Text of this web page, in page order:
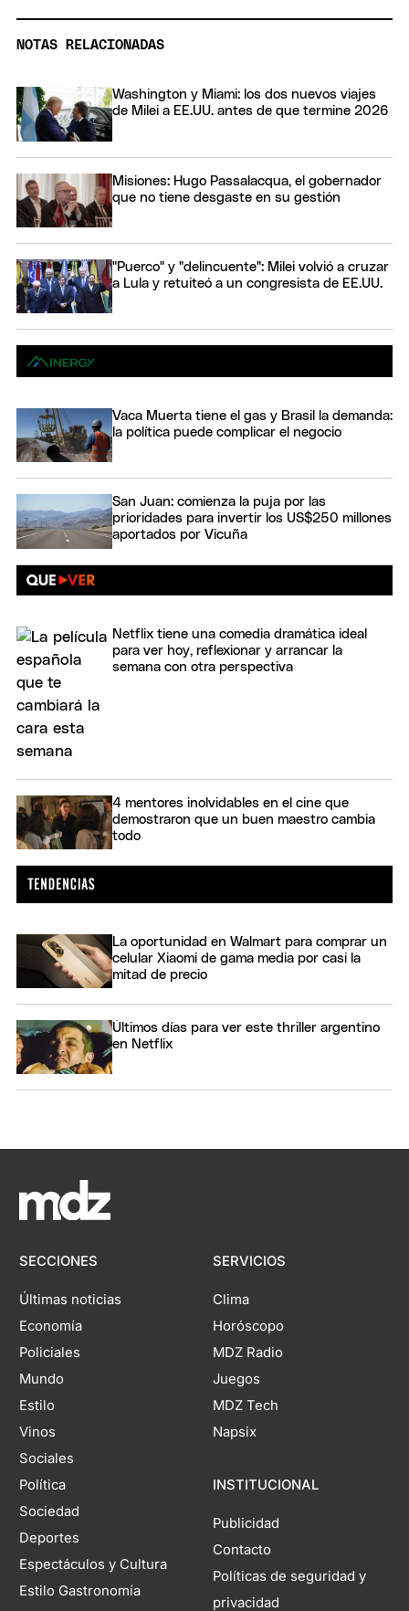
NOTAS RELACIONADAS
Washington y Miami: los dos nuevos viajes
de Milei a EE.UU. antes de que termine 2026
Misiones: Hugo Passalacqua, el gobernador
que no tiene desgaste en su gestión
"Puerco" y "delincuente": Milei volvió a cruzar
a Lula y retuiteó a un congresista de EE.UU.
Vaca Muerta tiene el gas y Brasil la demanda:
la política puede complicar el negocio
San Juan: comienza la puja por las
prioridades para invertir los US$250 millones
aportados por Vicuña
Netflix tiene una comedia dramática ideal
para ver hoy, reflexionar y arrancar la
semana con otra perspectiva
4 mentores inolvidables en el cine que
demostraron que un buen maestro cambia
todo
La oportunidad en Walmart para comprar un
celular Xiaomi de gama media por casi la
mitad de precio
Últimos días para ver este thriller argentino
en Netflix
SECCIONES
Últimas noticias
Economía
Policiales
Mundo
Estilo
Vinos
Sociales
Política
Sociedad
Deportes
Espectáculos y Cultura
Estilo Gastronomía
SERVICIOS
Clima
Horóscopo
MDZ Radio
Juegos
MDZ Tech
Napsix
INSTITUCIONAL
Publicidad
Contacto
Políticas de seguridad y
privacidad